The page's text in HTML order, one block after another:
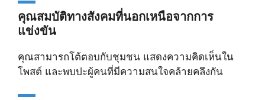
คุณสมบัติทางสังคมที่นอกเหนือจากการ
แข่งขัน
คุณสามารถโต้ตอบกับชุมชน แสดงความคิดเห็นใน
โพสต์ และพบปะผู้คนที่มีความสนใจคล้ายคลึงกัน